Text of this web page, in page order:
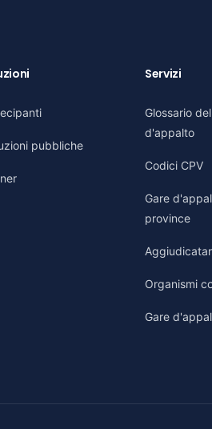
pubbliche
Servizi
Glossario
d'appalto
Codici CPV
Gare
province
Organismi
Gare